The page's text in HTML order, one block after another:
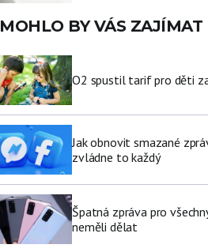
MOHLO BY VÁS ZAJÍMAT
O2 spustil tarif pro děti
Jak obnovit smazané
zvládne to každý
Špatná zpráva pro
neměli dělat